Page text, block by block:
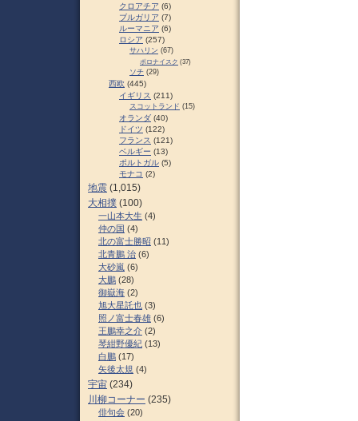
クロアチア (6)
ブルガリア (7)
ルーマニア (6)
ロシア (257)
サハリン (67)
ポロナイスク (37)
ソチ (29)
西欧 (445)
イギリス (211)
スコットランド (15)
オランダ (40)
ドイツ (122)
フランス (121)
ベルギー (13)
ポルトガル (5)
モナコ (2)
地震 (1,015)
大相撲 (100)
一山本大生 (4)
仲の国 (4)
北の富士勝昭 (11)
北青鵬 治 (6)
大砂嵐 (6)
大鵬 (28)
御嶽海 (2)
旭大星託也 (3)
照ノ富士春雄 (6)
王鵬幸之介 (2)
琴紺野優紀 (13)
白鵬 (17)
矢後太規 (4)
宇宙 (234)
川柳コーナー (235)
俳句会 (20)